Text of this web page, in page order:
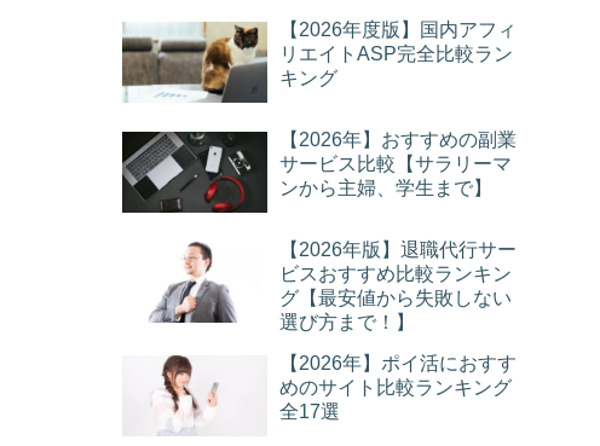
【2026年度版】国内アフィ
リエイトASP完全比較ラン
キング
【2026年】おすすめの副業
サービス比較【サラリーマ
ンから主婦、学生まで】
【2026年版】退職代行サー
ビスおすすめ比較ランキン
グ【最安値から失敗しない
選び方まで！】
【2026年】ポイ活におすす
めのサイト比較ランキング
全17選